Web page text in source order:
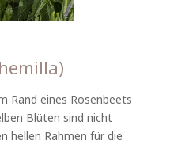
Rand eines Rosenbeets
Blüten sind nicht
hellen Rahmen für die